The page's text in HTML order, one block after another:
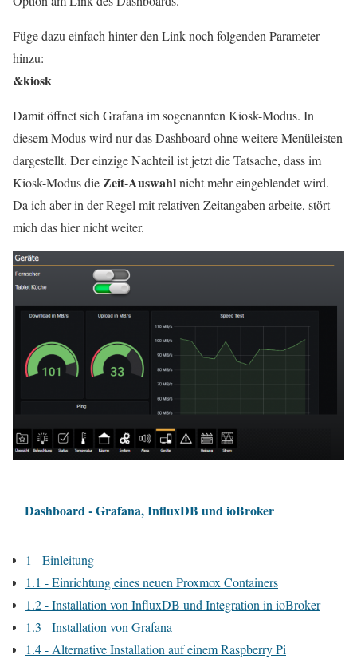
Füge dazu einfach hinter den Link noch folgenden Parameter
hinzu:
&kiosk
Damit öffnet sich Grafana im sogenannten Kiosk-Modus. In
diesem Modus wird nur das Dashboard ohne weitere Menüleisten
dargestellt. Der einzige Nachteil ist jetzt die Tatsache, dass im
Kiosk-Modus dieZeit-Auswahlnicht mehr eingeblendet wird.
Da ich aber in der Regel mit relativen Zeitangaben arbeite, stört
mich das hier nicht weiter.
Dashboard - Grafana, InfluxDB und ioBroker
1 - Einleitung
1.1 - Einrichtung eines neuen Proxmox Containers
1.2 - Installation von InfluxDB und Integration in ioBroker
1.3 - Installation von Grafana
1.4 - Alternative Installation auf einem Raspberry Pi